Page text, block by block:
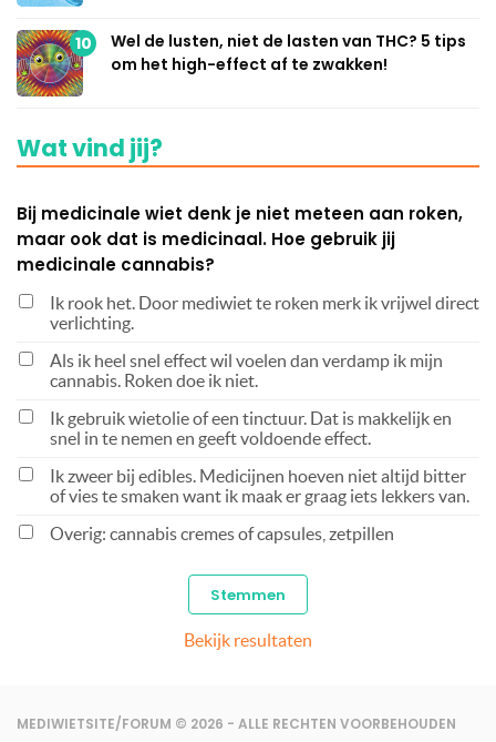
10
Wel de lusten, niet de lasten van THC? 5 tips
om het high-effect af te zwakken!
Wat vind jij?
Bij medicinale wiet denk je niet meteen aan roken,
maar ook dat is medicinaal. Hoe gebruik jij
medicinale cannabis?
Ik rook het. Door mediwiet te roken merk ik vrijwel direct
verlichting.
Als ik heel snel effect wil voelen dan verdamp ik mijn
cannabis. Roken doe ik niet.
Ik gebruik wietolie of een tinctuur. Dat is makkelijk en
snel in te nemen en geeft voldoende effect.
Ik zweer bij edibles. Medicijnen hoeven niet altijd bitter
of vies te smaken want ik maak er graag iets lekkers van.
Overig: cannabis cremes of capsules, zetpillen
Bekijk resultaten
MEDIWIETSITE/FORUM © 2026 - ALLE RECHTEN VOORBEHOUDEN